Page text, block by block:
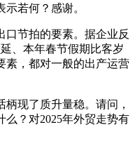
若何？感谢。
节拍的要素。据企业反
、本年春节假期比客岁
素，都对一般的出产运营
现了质升量稳。请问，
么？对2025年外贸走势有